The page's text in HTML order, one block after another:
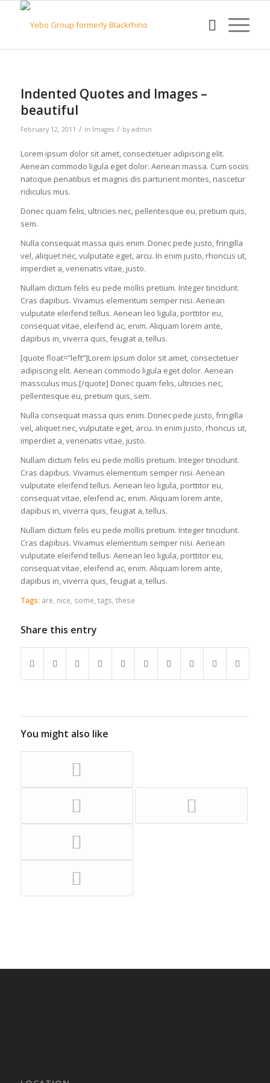
Indented Quotes and Images –
beautiful
February 12, 2011 / in Images / by admin
Lorem ipsum dolor sit amet, consectetuer adipiscing elit.
Aenean commodo ligula eget dolor. Aenean massa. Cum sociis
natoque penatibus et magnis dis parturient montes, nascetur
ridiculus mus.
Donec quam felis, ultricies nec, pellentesque eu, pretium quis,
sem.
Nulla consequat massa quis enim. Donec pede justo, fringilla
vel, aliquet nec, vulputate eget, arcu. In enim justo, rhoncus ut,
imperdiet a, venenatis vitae, justo.
Nullam dictum felis eu pede mollis pretium. Integer tincidunt.
Cras dapibus. Vivamus elementum semper nisi. Aenean
vulputate eleifend tellus. Aenean leo ligula, porttitor eu,
consequat vitae, eleifend ac, enim. Aliquam lorem ante,
dapibus in, viverra quis, feugiat a, tellus.
[quote float=”left”]Lorem ipsum dolor sit amet, consectetuer
adipiscing elit. Aenean commodo ligula eget dolor. Aenean
massculus mus.[/quote] Donec quam felis, ultricies nec,
pellentesque eu, pretium quis, sem.
Nulla consequat massa quis enim. Donec pede justo, fringilla
vel, aliquet nec, vulputate eget, arcu. In enim justo, rhoncus ut,
imperdiet a, venenatis vitae, justo.
Nullam dictum felis eu pede mollis pretium. Integer tincidunt.
Cras dapibus. Vivamus elementum semper nisi. Aenean
vulputate eleifend tellus. Aenean leo ligula, porttitor eu,
consequat vitae, eleifend ac, enim. Aliquam lorem ante,
dapibus in, viverra quis, feugiat a, tellus.
Nullam dictum felis eu pede mollis pretium. Integer tincidunt.
Cras dapibus. Vivamus elementum semper nisi. Aenean
vulputate eleifend tellus. Aenean leo ligula, porttitor eu,
consequat vitae, eleifend ac, enim. Aliquam lorem ante,
dapibus in, viverra quis, feugiat a, tellus.
Tags: are, nice, some, tags, these
Share this entry
You might also like